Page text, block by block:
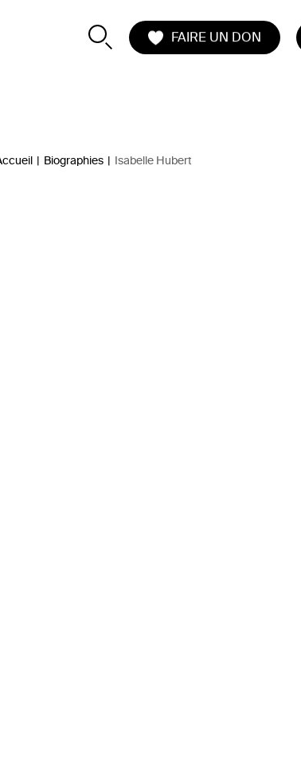
FAIRE UN DON
| Biographies | Isabelle Hubert